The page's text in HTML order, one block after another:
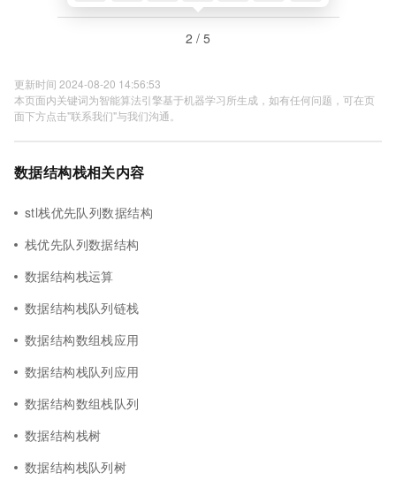
2 / 5
更新时间 2024-08-20 14:56:53
本页面内关键词为智能算法引擎基于机器学习所生成，如有任何问题，可在页
面下方点击"联系我们"与我们沟通。
数据结构栈相关内容
stl栈优先队列数据结构
栈优先队列数据结构
数据结构栈运算
数据结构栈队列链栈
数据结构数组栈应用
数据结构栈队列应用
数据结构数组栈队列
数据结构栈树
数据结构栈队列树